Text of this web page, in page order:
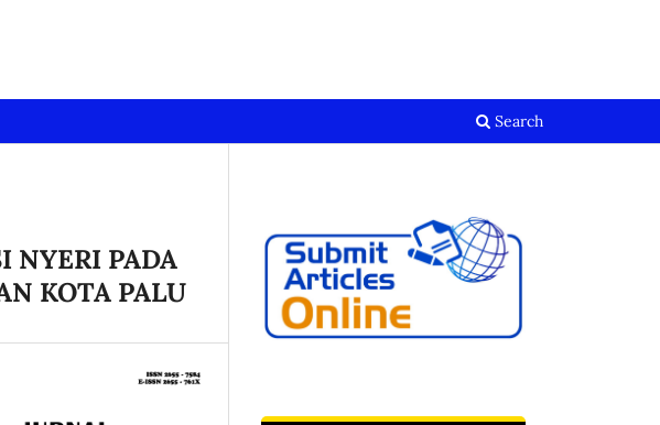
Search
NYERI PADA
KOTA PALU